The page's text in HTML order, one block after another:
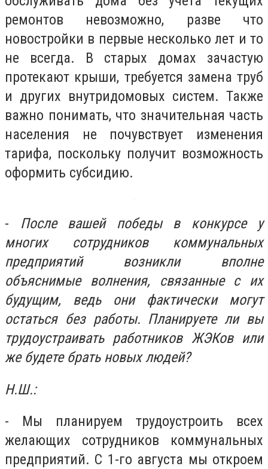
ремонтов невозможно, разве что
новостройки в первые несколько лет и то
не всегда. В старых домах зачастую
протекают крыши, требуется замена труб
и других внутридомовых систем. Также
важно понимать, что значительная часть
населения не почувствует изменения
тарифа, поскольку получит возможность
оформить субсидию.
- После вашей победы в конкурсе у
многих сотрудников коммунальных
предприятий возникли вполне
объяснимые волнения, связанные с их
будущим, ведь они фактически могут
остаться без работы. Планируете ли вы
трудоустраивать работников ЖЭКов или
же будете брать новых людей?
Н.Ш.:
- Мы планируем трудоустроить всех
желающих сотрудников коммунальных
предприятий. С 1-го августа мы откроем